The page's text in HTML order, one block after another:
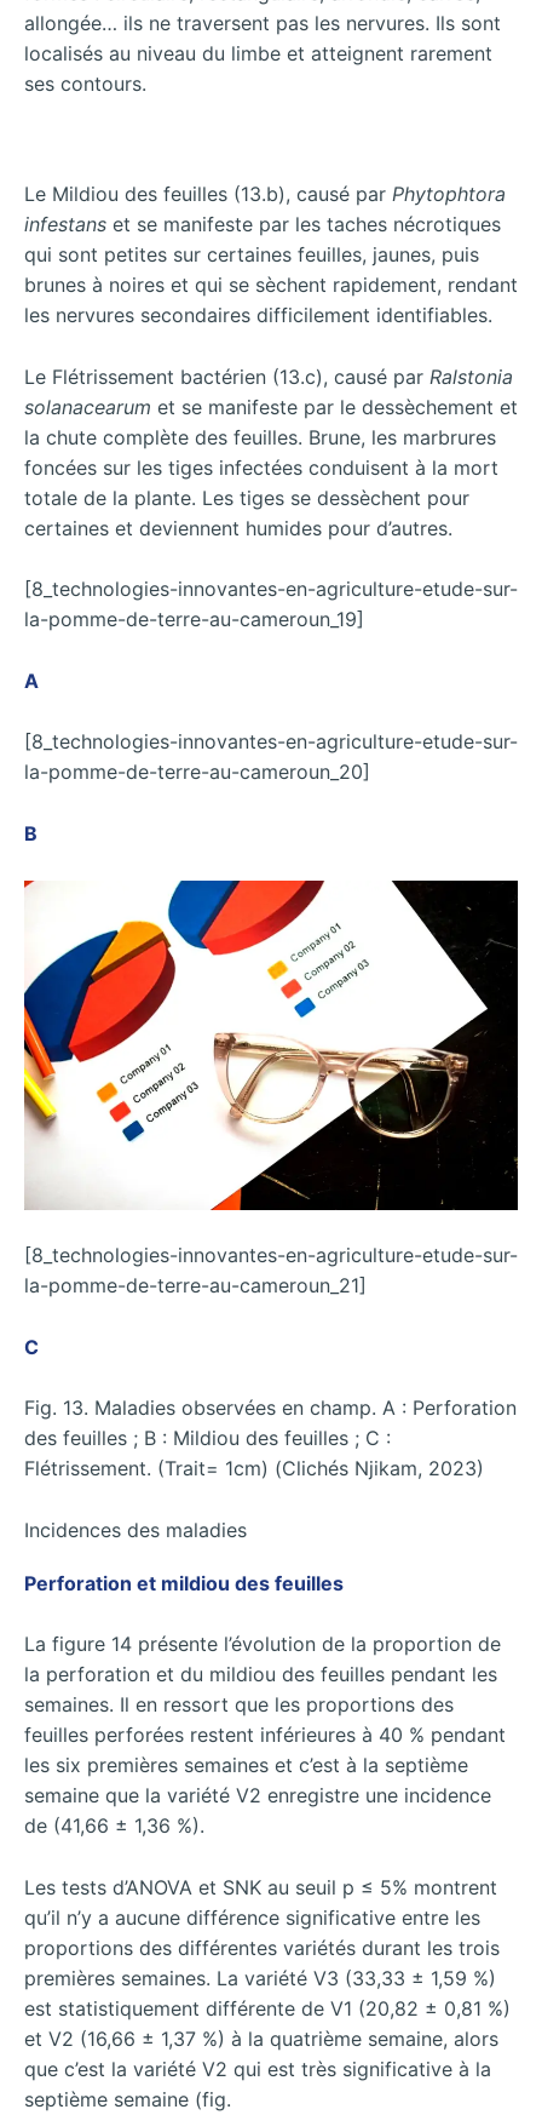
allongée… ils ne traversent pas les nervures. Ils sont
localisés au niveau du limbe et atteignent rarement
ses contours.
Le Mildiou des feuilles (13.b), causé par Phytophtora
infestans et se manifeste par les taches nécrotiques
qui sont petites sur certaines feuilles, jaunes, puis
brunes à noires et qui se sèchent rapidement, rendant
les nervures secondaires difficilement identifiables.
Le Flétrissement bactérien (13.c), causé par Ralstonia
solanacearum et se manifeste par le dessèchement et
la chute complète des feuilles. Brune, les marbrures
foncées sur les tiges infectées conduisent à la mort
totale de la plante. Les tiges se dessèchent pour
certaines et deviennent humides pour d’autres.
[8_technologies-innovantes-en-agriculture-etude-sur-
la-pomme-de-terre-au-cameroun_19]
A
[8_technologies-innovantes-en-agriculture-etude-sur-
la-pomme-de-terre-au-cameroun_20]
B
[8_technologies-innovantes-en-agriculture-etude-sur-
la-pomme-de-terre-au-cameroun_21]
C
Fig. 13. Maladies observées en champ. A : Perforation
des feuilles ; B : Mildiou des feuilles ; C :
Flétrissement. (Trait= 1cm) (Clichés Njikam, 2023)
Incidences des maladies
Perforation et mildiou des feuilles
La figure 14 présente l’évolution de la proportion de
la perforation et du mildiou des feuilles pendant les
semaines. Il en ressort que les proportions des
feuilles perforées restent inférieures à 40 % pendant
les six premières semaines et c’est à la septième
semaine que la variété V2 enregistre une incidence
de (41,66 ± 1,36 %).
Les tests d’ANOVA et SNK au seuil p ≤ 5% montrent
qu’il n’y a aucune différence significative entre les
proportions des différentes variétés durant les trois
premières semaines. La variété V3 (33,33 ± 1,59 %)
est statistiquement différente de V1 (20,82 ± 0,81 %)
et V2 (16,66 ± 1,37 %) à la quatrième semaine, alors
que c’est la variété V2 qui est très significative à la
septième semaine (fig.